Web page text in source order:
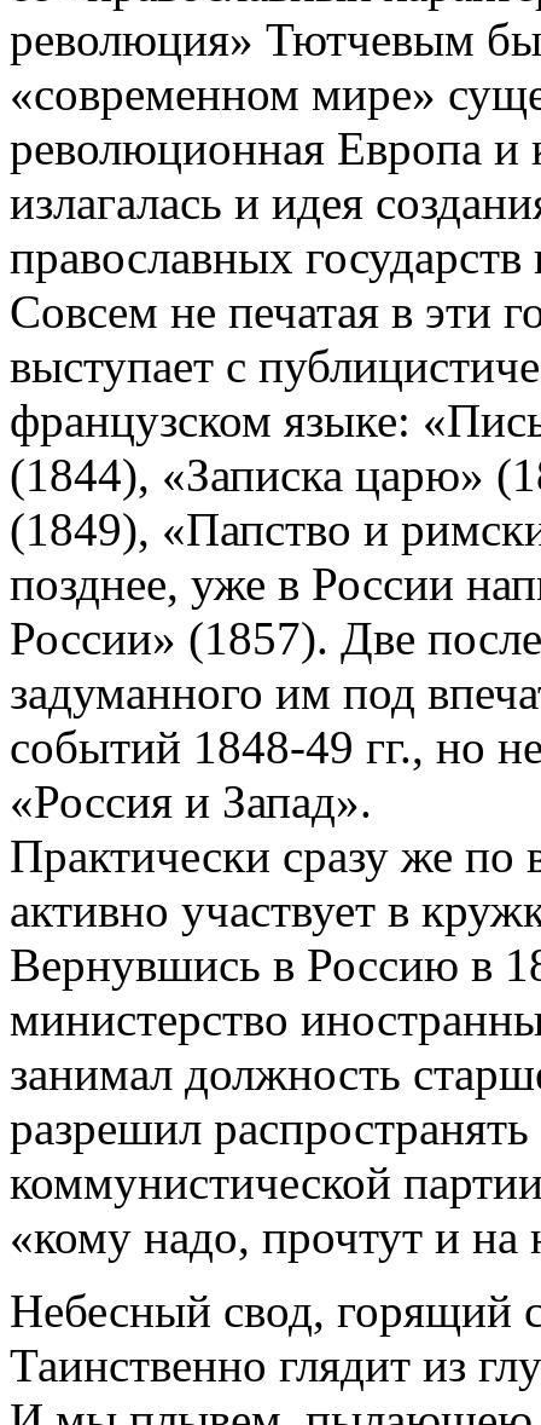
революция» Тютчевым
«современном мире»
революционная Европа и
излагалась и идея
православных
Совсем не печатая в эти
выступает с
французском языке:
(1844), «Записка царю»
(1849), «Папство и
позднее, уже в России
России» (1857). Две
задуманного им под
событий 1848-49 гг., но
«Россия и Запад».
Практически сразу же
активно участвует в
Вернувшись в Россию в
министерство
занимал должность
разрешил
коммунистической
«кому надо, прочтут и на
Небесный свод, горящий
Таинственно глядит из